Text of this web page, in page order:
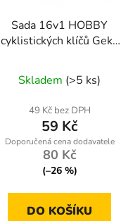
Sada 16v1 HOBBY
cyklistických klíčů Geko
kola
Skladem (>5 ks)
49 Kč bez DPH
59 Kč
80 Kč
(–26 %)
DO KOŠÍKU